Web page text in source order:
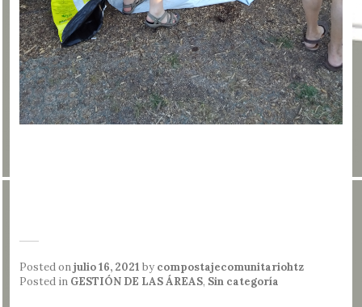
Posted onjulio 16, 2021 by compostajecomunitariohtz
Posted in GESTIÓN DE LAS ÁREAS, Sin categoría